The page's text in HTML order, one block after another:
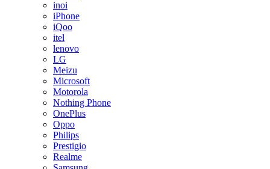
inoi
iPhone
iQoo
itel
lenovo
LG
Meizu
Microsoft
Motorola
Nothing Phone
OnePlus
Oppo
Philips
Prestigio
Realme